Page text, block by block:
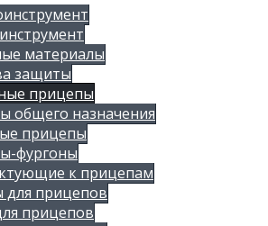
материалы
защиты
прицепы
общего назначения
прицепы
фургоны
к прицепам
для прицепов
прицепов